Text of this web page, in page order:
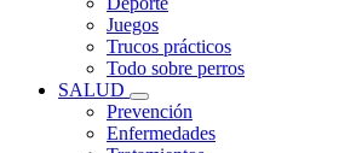
Juegos
Trucos prácticos
Todo sobre perros
SALUD
Prevención
Enfermedades